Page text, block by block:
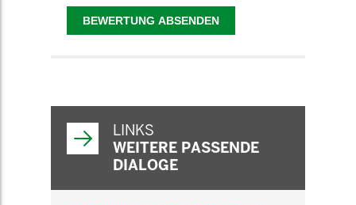
LINKS
WEITERE PASSENDE
DIALOGE